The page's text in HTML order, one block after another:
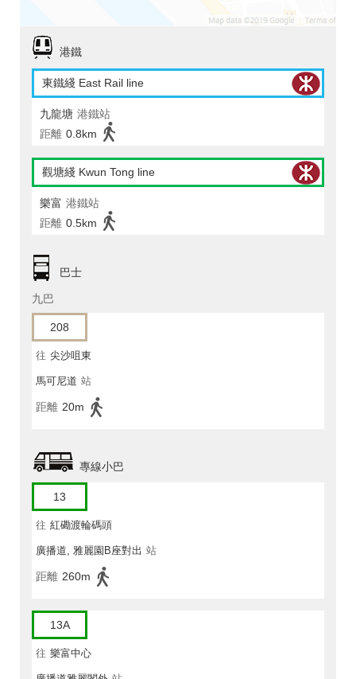
港鐵
東鐵綫 East Rail line
九龍塘 港鐵站
距離 0.8km
觀塘綫 Kwun Tong line
樂富 港鐵站
距離 0.5km
巴士
九巴
208
往 尖沙咀東
馬可尼道 站
距離 20m
專線小巴
13
往 紅磡渡輪碼頭
廣播道, 雅麗園B座對出 站
距離 260m
13A
往 樂富中心